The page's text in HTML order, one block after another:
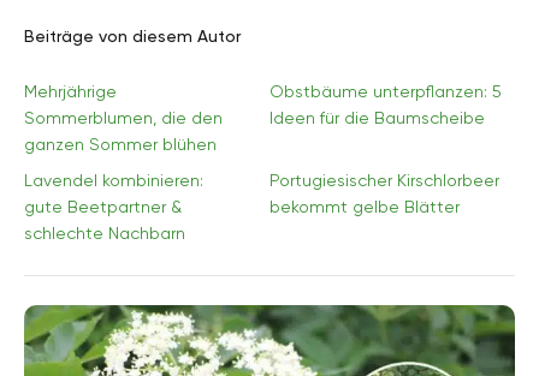
Beiträge von diesem Autor
Mehrjährige
Sommerblumen, die den
ganzen Sommer blühen
Obstbäume unterpflanzen: 5
Ideen für die Baumscheibe
Lavendel kombinieren:
gute Beetpartner &
schlechte Nachbarn
Portugiesischer Kirschlorbeer
bekommt gelbe Blätter